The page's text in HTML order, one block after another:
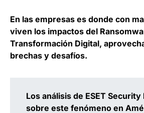
En las empresas es donde con
viven los impactos del
Transformación Digital,
brechas y desafíos.
Los análisis de ESET
sobre este fenómeno en